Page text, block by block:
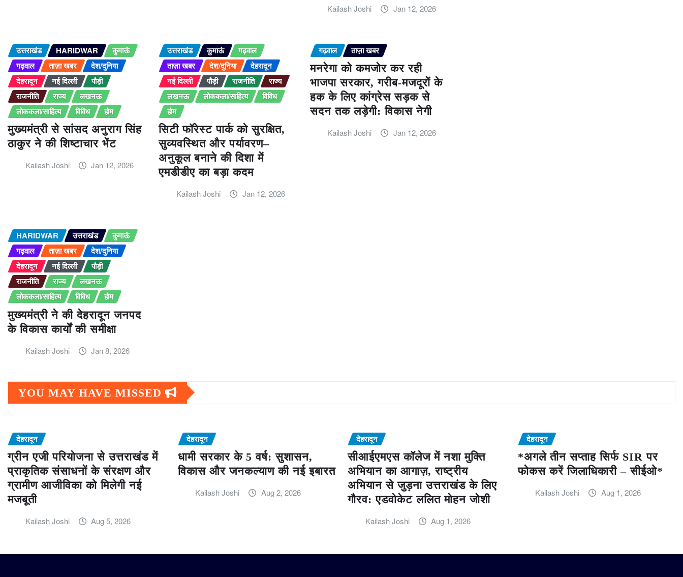
Kailash Joshi Jan 12, 2026
उत्तराखंड HARIDWAR
कुमाऊं
गढ़वाल
ताज़ा खबर
देश/दुनिया
देहरादून
नई दिल्ली
पौड़ी
राजनीति
राज्य
लखनऊ
लोककला/साहित्य
विविध होम
मुख्यमंत्री से सांसद अनुराग सिंह
ठाकुर ने की शिष्टाचार भेंट
Kailash Joshi Jan 12, 2026
उत्तराखंड कुमाऊं
गढ़वाल
ताज़ा खबर
देश/दुनिया
देहरादून
नई दिल्ली
पौड़ी राजनीति
राज्य
लखनऊ
लोककला/साहित्य
विविध
होम
सिटी फॉरेस्ट पार्क को सुरक्षित,
सुव्यवस्थित और पर्यावरण–
अनुकूल बनाने की दिशा में
एमडीडीए का बड़ा कदम
Kailash Joshi Jan 12, 2026
गढ़वाल ताज़ा खबर
मनरेगा को कमजोर कर रही
भाजपा सरकार, गरीब-मजदूरों के
हक के लिए कांग्रेस सड़क से
सदन तक लड़ेगी: विकास नेगी
Kailash Joshi Jan 12, 2026
HARIDWAR उत्तराखंड
कुमाऊं
गढ़वाल
ताज़ा खबर
देश/दुनिया
देहरादून
नई दिल्ली
पौड़ी
राजनीति
राज्य
लखनऊ
लोककला/साहित्य
विविध होम
मुख्यमंत्री ने की देहरादून जनपद
के विकास कार्यों की समीक्षा
Kailash Joshi Jan 8, 2026
YOU MAY HAVE MISSED
देहरादून
ग्रीन एजी परियोजना से उत्तराखंड में
प्राकृतिक संसाधनों के संरक्षण और
ग्रामीण आजीविका को मिलेगी नई
मजबूती
Kailash Joshi Aug 5, 2026
देहरादून
धामी सरकार के 5 वर्ष: सुशासन,
विकास और जनकल्याण की नई इबारत
Kailash Joshi Aug 2, 2026
देहरादून
सीआईएमएस कॉलेज में नशा मुक्ति
अभियान का आगाज़, राष्ट्रीय
अभियान से जुड़ना उत्तराखंड के लिए
गौरव: एडवोकेट ललित मोहन जोशी
Kailash Joshi Aug 1, 2026
देहरादून
*अगले तीन सप्ताह सिर्फ SIR पर
फोकस करें जिलाधिकारी – सीईओ*
Kailash Joshi Aug 1, 2026